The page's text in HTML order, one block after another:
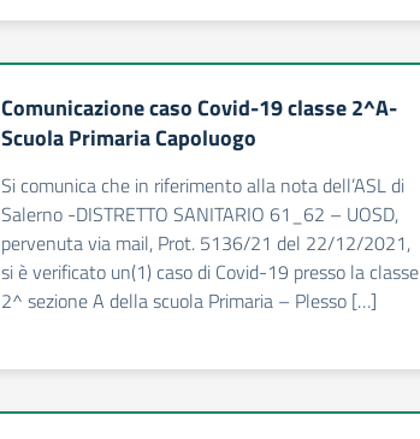
Comunicazione caso Covid-19 classe 2^A-
Scuola Primaria Capoluogo
Si comunica che in riferimento alla nota dell’ASL di
Salerno -DISTRETTO SANITARIO 61_62 – UOSD,
pervenuta via mail, Prot. 5136/21 del 22/12/2021,
si è verificato un(1) caso di Covid-19 presso la classe
2^ sezione A della scuola Primaria – Plesso […]